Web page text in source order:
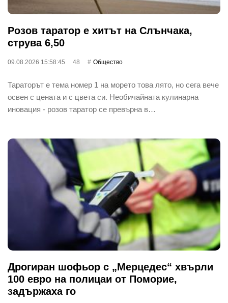
Розов таратор е хитът на Слънчака,
струва 6,50
09.08.2026 15:58:45 48 Общество
Тараторът е тема номер 1 на морето това лято, но сега вече
освен с цената и с цвета си. Необичайната кулинарна
иновация - розов таратор се превърна в…
Дрогиран шофьор с „Мерцедес“ хвърли
100 евро на полицаи от Поморие,
задържаха го